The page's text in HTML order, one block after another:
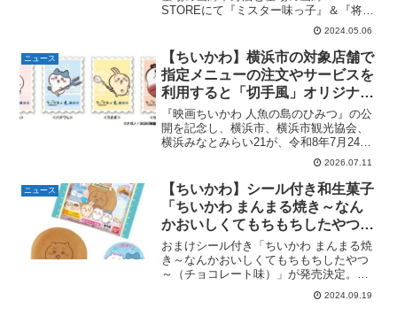
月16日（木）～。
STOREにて『ミスター味っ子』＆『将太
の寿司』のダブルPOP UP STORE開店。
関連商品を購入5,000円(税込)毎に1枚、
『ミスター味っ子』＆『将...
2024.05.06
ニュース
【ちいかわ】横浜市の対象店舗で
指定メニューの注文やサービスを
利用すると「切手風」オリジナル
ステッカーがもらえる。全4種。7
月24日（金)～8月2日（日)
『映画ちいかわ 人魚の島のひみつ』の公
開を記念し、横浜市、横浜市観光協会、
横浜みなとみらい21が、令和8年7月24日
（金）～8月2日（日）の期間、『映画ち
いかわ 人魚の島のひみつ』in横浜市コラ
ボを開催。オリジナルステッカープレゼ
ントキャン...
2026.07.11
ニュース
【ちいかわ】シール付き和生菓子
「ちいかわ まんまる焼き～なん
かおいしくてもちもちしたやつ～
（チョコレート味）」9月24日発
売。シール 全11種。ファミリー
マート限定。
おまけシール付き「ちいかわ まんまる焼
き～なんかおいしくてもちもちしたやつ
～（チョコレート味）」が発売決定。フ
ァミリーマート限定。ちいかわ まんまる
焼き～なんかおいしくてもちもちしたや
2024.09.19